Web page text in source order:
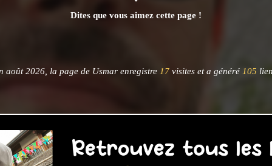
Dites que vous aimez cette page !
août 2026, la page de Usmar enregistre 17visites et a généré 105